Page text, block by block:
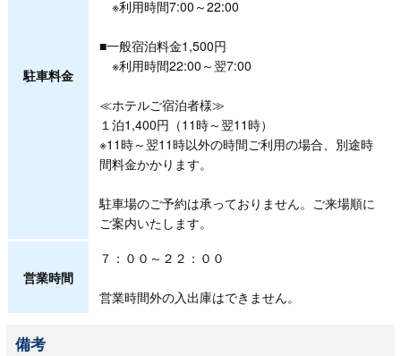
駐車料金
※利用時間7:00～22:00
■一般宿泊料金1,500円
※利用時間22:00～翌7:00
≪ホテルご宿泊者様≫
１泊1,400円（11時～翌11時）
※11時～翌11時以外の時間ご利用の場合、別途時
間料金かかります。
駐車場のご予約は承っておりません。ご来場順に
ご案内いたします。
営業時間
７：００～２２：００
営業時間外の入出庫はできません。
備考